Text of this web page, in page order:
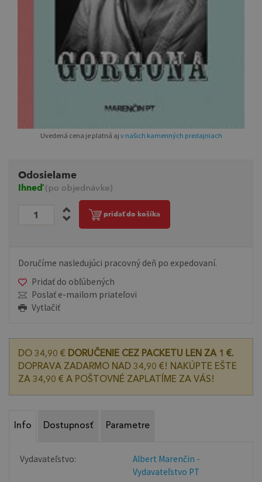
Uvedená cena je platná aj v našich kamenných predajniach
Odosielame
Ihneď(po objednávke)
pridať do košíka
Doručíme nasledujúci pracovný deň po expedovaní.
Pridať do obľúbených
Poslať e-mailom priateľovi
Vytlačiť
DO 34,90 € DORUČENIE CEZ PACKETU LEN ZA 1 €.
DOPRAVA ZADARMO NAD 34,90 €! NAKÚPTE EŠTE
ZA 34,90 € A POŠTOVNÉ ZAPLATÍME ZA VÁS!
Info Dostupnosť Parametre
Vydavateľstvo:
Albert Marenčin -
Vydavateľstvo PT